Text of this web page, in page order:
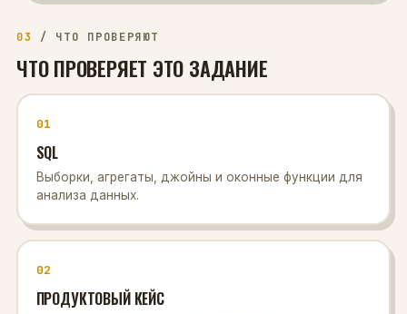
03 / ЧТО ПРОВЕРЯЮТ
ЧТО ПРОВЕРЯЕТ ЭТО ЗАДАНИЕ
01
SQL
Выборки, агрегаты, джойны и оконные функции для
анализа данных.
02
ПРОДУКТОВЫЙ КЕЙС